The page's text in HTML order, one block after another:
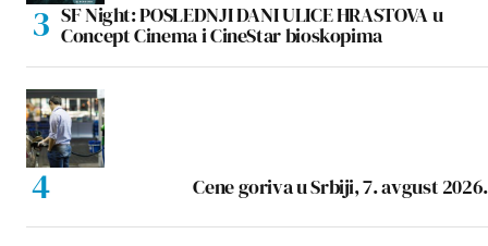
SF Night: POSLEDNJI DANI ULICE HRASTOVA u
Concept Cinema i CineStar bioskopima
Cene goriva u Srbiji, 7. avgust 2026.